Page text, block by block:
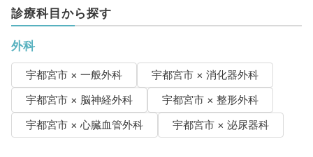
診療科目から探す
外科
宇都宮市 × 一般外科
宇都宮市 × 消化器外科
宇都宮市 × 脳神経外科
宇都宮市 × 整形外科
宇都宮市 × 心臓血管外科
宇都宮市 × 泌尿器科